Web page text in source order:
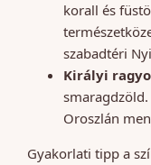
korall és
szabadtéri
Királyi
smaragdzöld.
Oroszlán
Gyakorlati tipp a